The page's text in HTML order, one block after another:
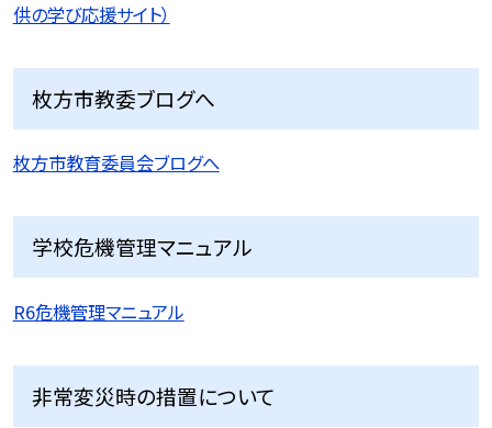
供の学び応援サイト）
枚方市教委ブログへ
枚方市教育委員会ブログへ
学校危機管理マニュアル
R6危機管理マニュアル
非常変災時の措置について